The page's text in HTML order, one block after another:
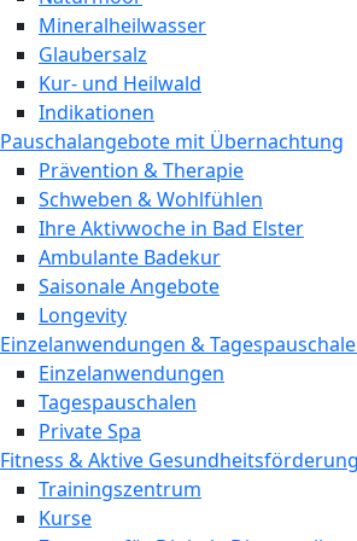
Mineralheilwasser
Glaubersalz
Kur- und Heilwald
Indikationen
Pauschalangebote mit Übernachtung
Prävention & Therapie
Schweben & Wohlfühlen
Ihre Aktivwoche in Bad Elster
Ambulante Badekur
Saisonale Angebote
Longevity
Einzelanwendungen &
Einzelanwendungen
Tagespauschalen
Private Spa
Fitness & Aktive
Trainingszentrum
Kurse